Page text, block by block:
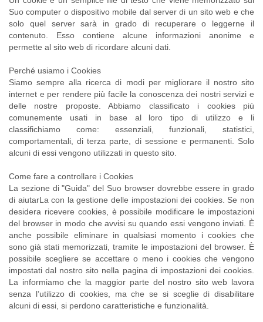
Suo computer o dispositivo mobile dal server di un sito web e che
solo quel server sarà in grado di recuperare o leggerne il
contenuto. Esso contiene alcune informazioni anonime e
permette al sito web di ricordare alcuni dati.
Perché usiamo i Cookies
Siamo sempre alla ricerca di modi per migliorare il nostro sito
internet e per rendere più facile la conoscenza dei nostri servizi e
delle nostre proposte. Abbiamo classificato i cookies più
comunemente usati in base al loro tipo di utilizzo e li
classifichiamo come: essenziali, funzionali, statistici,
comportamentali, di terza parte, di sessione e permanenti. Solo
alcuni di essi vengono utilizzati in questo sito.
Come fare a controllare i Cookies
La sezione di "Guida" del Suo browser dovrebbe essere in grado
di aiutarLa con la gestione delle impostazioni dei cookies. Se non
desidera ricevere cookies, è possibile modificare le impostazioni
del browser in modo che avvisi su quando essi vengono inviati. È
anche possibile eliminare in qualsiasi momento i cookies che
sono già stati memorizzati, tramite le impostazioni del browser. È
possibile scegliere se accettare o meno i cookies che vengono
impostati dal nostro sito nella pagina di impostazioni dei cookies.
La informiamo che la maggior parte del nostro sito web lavora
senza l’utilizzo di cookies, ma che se si sceglie di disabilitare
alcuni di essi, si perdono caratteristiche e funzionalità.